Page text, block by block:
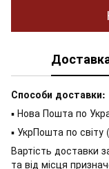
Способи доставки:
▪ Нова Пошта по
▪ УкрПошта по світу
Вартість доставки
та від місця